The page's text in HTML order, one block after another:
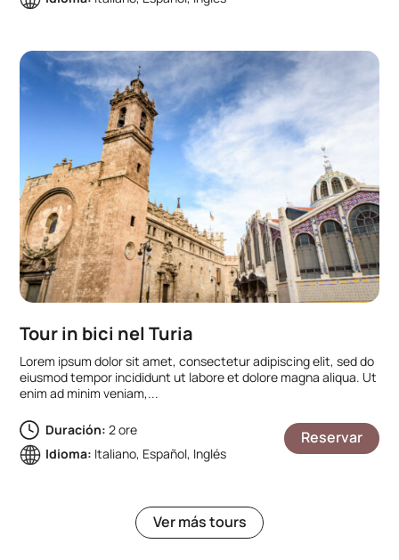
Tour in bici nel Turia
Lorem ipsum dolor sit amet, consectetur adipiscing elit, sed do
eiusmod tempor incididunt ut labore et dolore magna aliqua. Ut
enim ad minim veniam,...
Duración: 2 ore
Idioma: Italiano, Español, Inglés
Reservar
Ver más tours